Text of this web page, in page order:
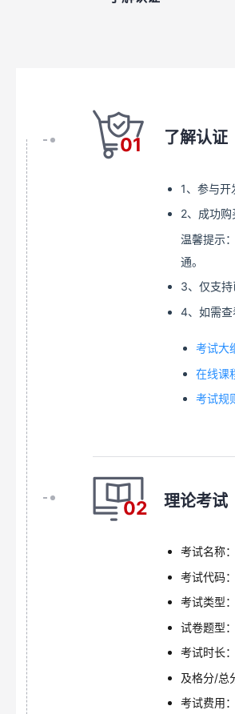
01 了解认证
1、参与开
2、成功
温馨提示
通。
3、仅支持
4、如需查
考试大
在线课
考试规
02 理论考试
考试名称
考试代码
考试类型
试卷题型
考试时长
及格分/总
考试费用